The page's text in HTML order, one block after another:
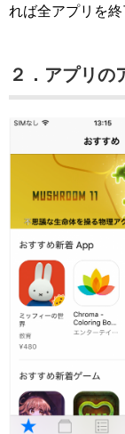
れば全アプリを終
２．アプリの